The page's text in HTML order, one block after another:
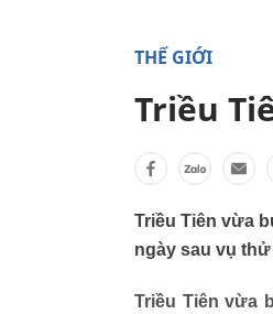
THẾ GIỚI
Triều
Triều Tiên vừa
ngày sau vụ
Triều Tiên vừa